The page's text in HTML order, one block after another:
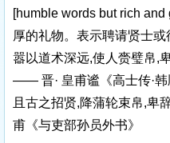
[humble words but rich and
厚的礼物。表示聘请贤士
嚣以道术深远,使人赍璧帛,
—— 晋· 皇甫谧《高士传·韩
且古之招贤,降蒲轮束帛,
甫《与吏部孙员外书》